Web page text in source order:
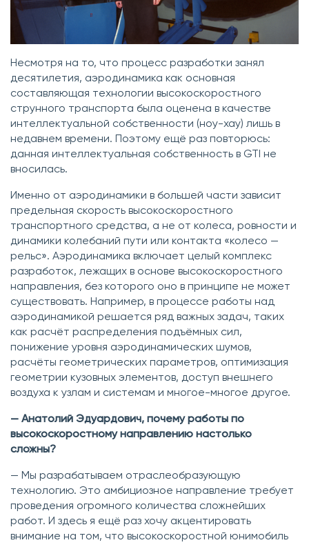
Несмотря на то, что процесс разработки занял
десятилетия, аэродинамика как основная
составляющая технологии высокоскоростного
струнного транспорта была оценена в качестве
интеллектуальной собственности (ноу-хау) лишь в
недавнем времени. Поэтому ещё раз повторюсь:
данная интеллектуальная собственность в GTI не
вносилась.
Именно от аэродинамики в большей части зависит
предельная скорость высокоскоростного
транспортного средства, а не от колеса, ровности и
динамики колебаний пути или контакта «колесо —
рельс». Аэродинамика включает целый комплекс
разработок, лежащих в основе высокоскоростного
направления, без которого оно в принципе не может
существовать. Например, в процессе работы над
аэродинамикой решается ряд важных задач, таких
как расчёт распределения подъёмных сил,
понижение уровня аэродинамических шумов,
расчёты геометрических параметров, оптимизация
геометрии кузовных элементов, доступ внешнего
воздуха к узлам и системам и многое-многое другое.
— Анатолий Эдуардович, почему работы по
высокоскоростному направлению настолько
сложны?
— Мы разрабатываем отраслеобразующую
технологию. Это амбициозное направление требует
проведения огромного количества сложнейших
работ. И здесь я ещё раз хочу акцентировать
внимание на том, что высокоскоростной юнимобиль